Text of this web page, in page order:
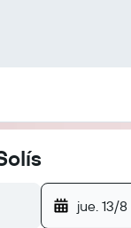
jue. 13/8